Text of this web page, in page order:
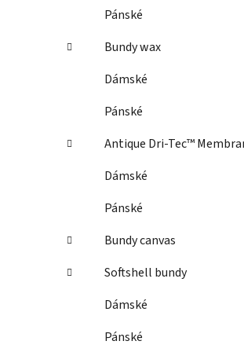
a
Pánské
Bundy wax
Dámské
Pánské
Antique Dri-Tec™
Dámské
Pánské
Bundy canvas
Softshell bundy
Dámské
Pánské